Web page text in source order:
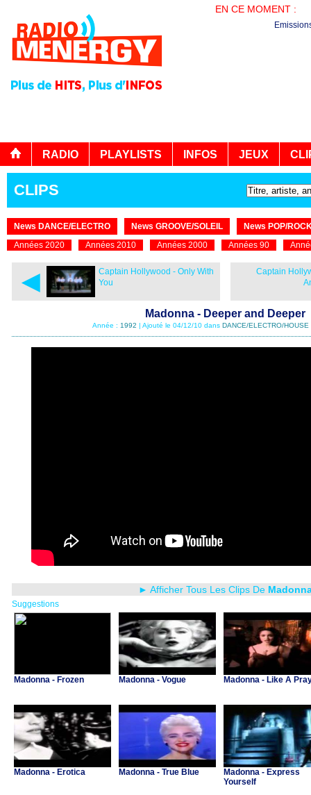
EN CE MOMENT :
RADIO PLAYLISTS INFOS JEUX
CLIPS
News DANCE/ELECTRO News GROOVE/SOLEIL
News POP/
Années 2020
Années 2010 Années 2000 Années 90
◄
Captain Hollywood - Only With
You
Captain
Madonna - Deeper and Deeper
Année : 1992 | Ajouté le 04/12/10 dans DANCE/ELECTRO/HOUSE
► Afficher Tous Les Clips De
Suggestions
Madonna - Frozen Madonna - Vogue Madonna - Like A
Madonna - Erotica Madonna - True Blue
Madonna - Express
Yourself